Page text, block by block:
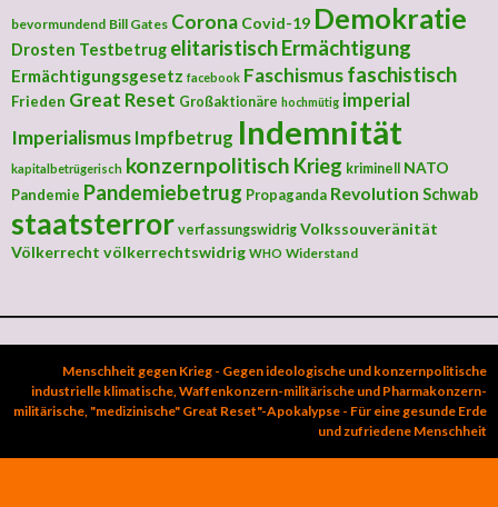
bevormundend Bill Gates Corona Covid-19 Demokratie
Drosten Testbetrug elitaristischErmächtigung
Ermächtigungsgesetz facebook Faschismusfaschistisch
Frieden Great Reset Großaktionäre hochmütig imperial
Imperialismus Impfbetrug Indemnität
kapitalbetrügerisch konzernpolitisch Krieg kriminell
NATO
Pandemie Pandemiebetrug Propaganda Revolution Schwab
staatsterror verfassungswidrig Volkssouveränität
Völkerrecht völkerrechtswidrig WHO Widerstand
Menschheit gegen Krieg - Gegen ideologische und konzernpolitische
industrielle klimatische, Waffenkonzern-militärische und Pharmakonzern-
militärische, "medizinische" Great Reset"-Apokalypse - Für eine gesunde Erde
und zufriedene Menschheit